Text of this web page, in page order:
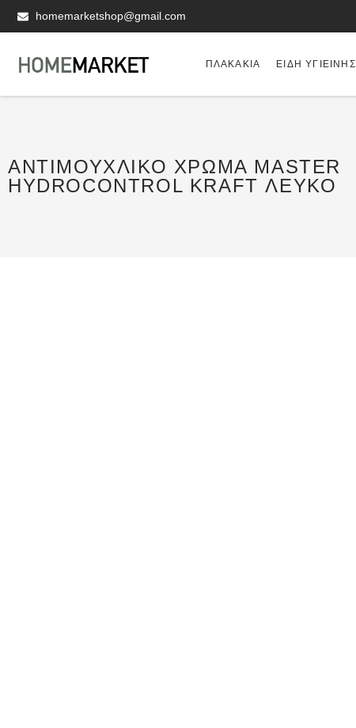
homemarketshop@gmail.com
ΠΛΑΚΆΚΙΑ ΕΊΔΗ ΥΓΙΕΙΝΗΣ
ΑΝΤΙΜΟΥΧΛΙΚΌ ΧΡΏΜΑ MASTER
HYDROCONTROL KRAFT ΛΕΥΚΌ